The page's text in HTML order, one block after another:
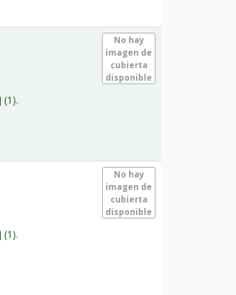
No hay
imagen de
cubierta
disponible
(1).
No hay
imagen de
cubierta
disponible
(1).